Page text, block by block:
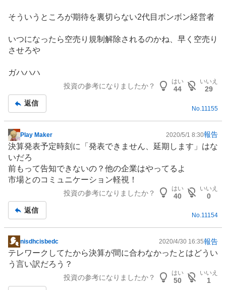
事
そういうところが期待を裏切らない2代目ボンボン経営者
いつになったら空売り規制解除されるのかね、早く空売り
させろや
ガハハハ
投資の参考になりましたか？
はい
44
いいえ
29
返信
No. 11155
掲
示
板
記
事
Play Maker 2020/5/1 8:30報告
決算発表予定時刻に「発表できません、延期します」はな
いだろ
前もって告知できないの？他の企業はやってるよ
市場とのコミュニケーション軽視！
投資の参考になりましたか？
はい
40
いいえ
0
返信
No.11154
掲
示
板
nisdhcisbedc 2020/4/30 16:35報告
テレワークしてたから決算が間に合わなかったとはどうい
う言い訳だろう？
投資の参考になりましたか？
はい
50
いいえ
1